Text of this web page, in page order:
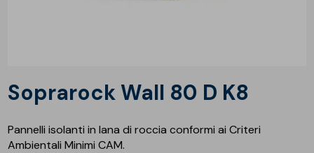
Soprarock Wall 80 D K8
Pannelli isolanti in lana di roccia conformi ai Criteri
Ambientali Minimi CAM.